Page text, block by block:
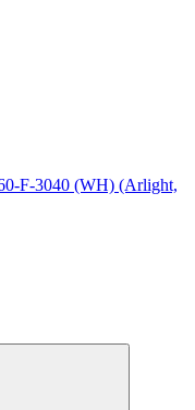
F-3040 (WH) (Arlight,